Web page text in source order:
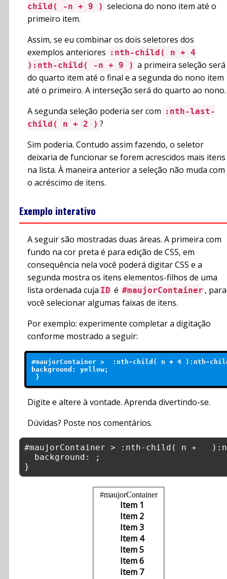
child( -n + 9 ) seleciona do nono item até o
primeiro item.
Assim, se eu combinar os dois seletores dos
exemplos anteriores :nth-child( n + 4
):nth-child( -n + 9 ) a primeira seleção será
do quarto item até o final e a segunda do nono item
até o primeiro. A interseção será do quarto ao nono.
A segunda seleção poderia ser com :nth-last-
child( n + 2 ) ?
Sim poderia. Contudo assim fazendo, o seletor
deixaria de funcionar se forem acrescidos mais itens
na lista. À maneira anterior a seleção não muda com
o acréscimo de itens.
Exemplo interativo
A seguir são mostradas duas áreas. A primeira com
fundo na cor preta é para edição de CSS, em
consequência nela você poderá digitar CSS e a
segunda mostra os itens elementos-filhos de uma
lista ordenada cuja ID é #maujorContainer , para
você selecionar algumas faixas de itens.
Por exemplo: experimente completar a digitação
conforme mostrado a seguir:
#maujorContainer >  :nth-child( n + 4 ):nth-
background: yellow;
Digite e altere à vontade. Aprenda divertindo-se.
Dúvidas? Poste nos comentários.
#maujorContainer
Item 1
Item 2
Item 3
Item 4
Item 5
Item 6
Item 7